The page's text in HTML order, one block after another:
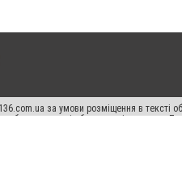
за умови розміщення в
абзацу в тексті або в якості джерела.